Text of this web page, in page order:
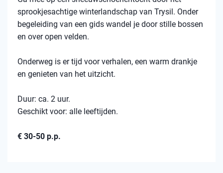
sprookjesachtige winterlandschap van Trysil. Onder
begeleiding van een gids wandel je door stille bossen
en over open velden.
Onderweg is er tijd voor verhalen, een warm drankje
en genieten van het uitzicht.
Duur: ca. 2 uur.
Geschikt voor: alle leeftijden.
€ 30-50 p.p.